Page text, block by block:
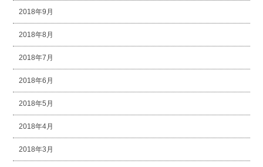
2018年9月
2018年8月
2018年7月
2018年6月
2018年5月
2018年4月
2018年3月